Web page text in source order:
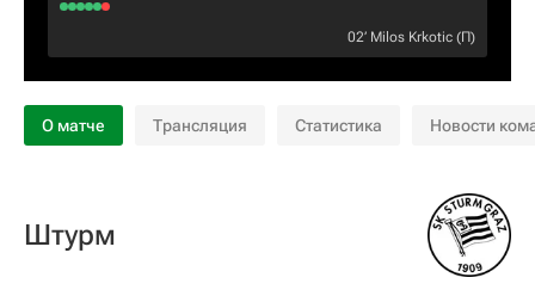
02‎’‎ Milos Krkotic (П)
О матче Трансляция Статистика Новости
Штурм